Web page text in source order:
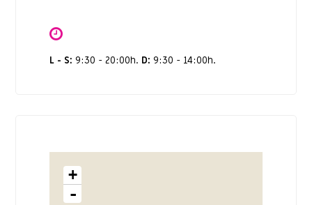
L - S: 9:30 - 20:00h. D: 9:30 - 14:00h.
+
-